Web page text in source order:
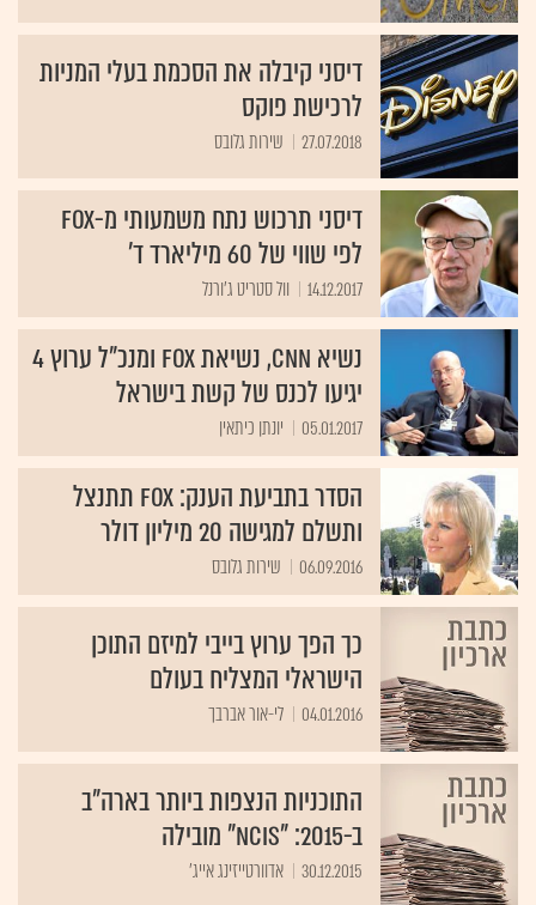
דיסני קיבלה את הסכמת בעלי המניות
לרכישת פוקס
27.07.2018 שירות גלובס
דיסני תרכוש נתח משמעותי מ-Fox
לפי שווי של 60 מיליארד ד'
14.12.2017 וול סטריט ג'ורנל
נשיא CNN, נשיאת FOX ומנכ"ל ערוץ 4
יגיעו לכנס של קשת בישראל
05.01.2017 יונתן כיתאין
הסדר בתביעת הענק: FOX תתנצל
ותשלם למגישה 20 מיליון דולר
06.09.2016 שירות גלובס
כך הפך ערוץ בייבי למיזם התוכן
הישראלי המצליח בעולם
04.01.2016 לי-אור אברבך
התוכניות הנצפות ביותר בארה"ב
ב-2015: "NCIS" מובילה
30.12.2015 אדוורטייזינג אייג'